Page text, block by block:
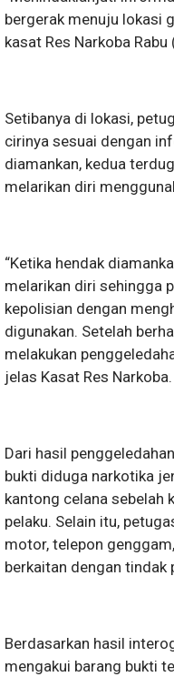
bergerak menuju lokasi
kasat Res Narkoba
Setibanya di lokasi,
cirinya sesuai dengan
diamankan, kedua
melarikan diri
“Ketika hendak
melarikan diri sehingga
kepolisian dengan
digunakan. Setelah
melakukan
jelas Kasat Res Narkoba.
Dari hasil
bukti diduga narkotika
kantong celana sebelah
pelaku. Selain itu,
motor, telepon
berkaitan dengan tindak
Berdasarkan hasil
mengakui barang bukti